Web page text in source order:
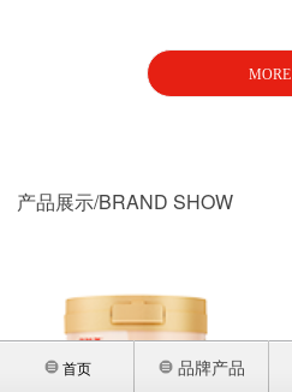
MORE
产品展示/BRAND SHOW
首页 品牌产品